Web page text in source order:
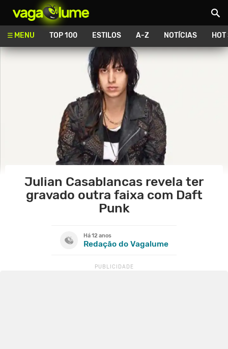
MENU TOP 100 ESTILOS A-Z NOTÍCIAS
Julian Casablancas revela ter
gravado outra faixa com Daft
Punk
Há 12 anos
Redação do Vagalume